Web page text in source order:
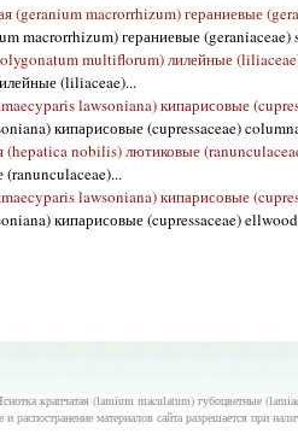
(geranium macrorrhizum) гераниевые
macrorrhizum) гераниевые (geraniaceae)
multiflorum) лилейные
(liliaceae)...
lawsoniana) кипарисовые
кипарисовые (cupressaceae)
(hepatica nobilis) лютиковые
lawsoniana) кипарисовые
кипарисовые (cupressaceae)
крапчатая (lamium maculatum) губоцветные
распостранение материалов сайта разрешается при